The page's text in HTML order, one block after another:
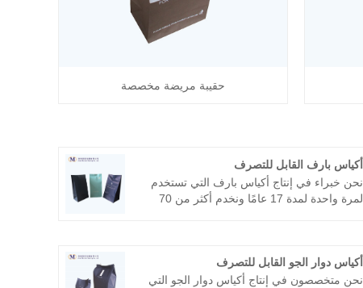
حقيبة مريضة مخصصة
أكياس بارف القابل للتصرف
نحن خبراء في إنتاج أكياس بارف التي تستخدم
لمرة واحدة لمدة 17 عامًا ونخدم أكثر من 70
لفترة طويلة في الصين.
أكياس دوار الجو القابل للتصرف
نحن متخصصون في إنتاج أكياس دوار الجو التي